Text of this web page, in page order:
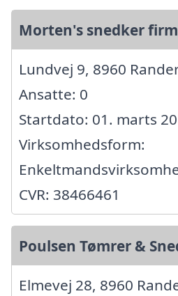
Morten's snedker
Lundvej 9, 8960
Ansatte: 0
Startdato: 01. marts
Virksomhedsform:
CVR: 38466461
Poulsen Tømrer &
Elmevej 28, 8960